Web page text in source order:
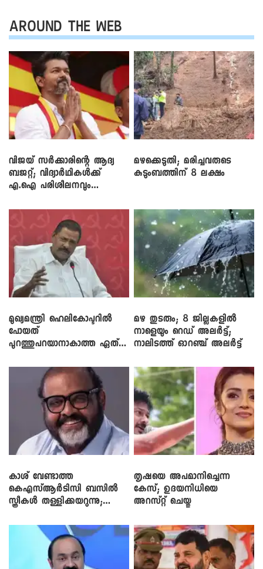
AROUND THE WEB
വിജയ് സർക്കാരിന്റെ ആദ്യ
ബജറ്റ്; വിദ്യാർഥികൾക്ക്
എ.ഐ പരിശീലനവും
മഴക്കെടുതി; മരിച്ചവരുടെ
കുടുംബത്തിന് 8 ലക്ഷം
മുഖ്യമന്ത്രി ഹെലികോപ്ടറിൽ
പോയത്
പുറത്തുപറയാനാകാത്ത ഏത്
മഴ തുടരും; 8 ജില്ലകളിൽ
നാളെയും റെഡ് അലർട്ട്;
നാലിടത്ത് ഓറഞ്ച് അലർട്ട്
കാശ് വേണ്ടാത്ത
കെഎസ്ആർടിസി ബസിൽ
സ്ത്രീകൾ തള്ളിക്കയറുന്നു;
തൃഷയെ അപമാനിച്ചെന്ന
കേസ്; ഉദയനിധിയെ
അറസ്റ്റ് ചെയ്തു